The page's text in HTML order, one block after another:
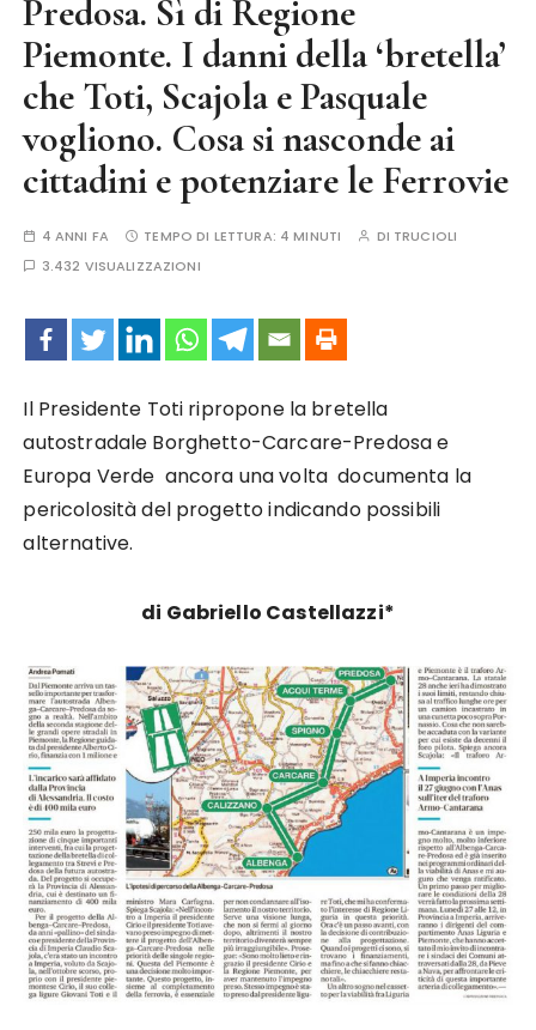
Predosa. Sì di Regione
Piemonte. I danni della ‘bretella’
che Toti, Scajola e Pasquale
vogliono. Cosa si nasconde ai
cittadini e potenziare le Ferrovie
4 ANNI FA TEMPO DI LETTURA: 4 MINUTI DI TRUCIOLI
3.432 VISUALIZZAZIONI
Il Presidente Toti ripropone la bretella
autostradale Borghetto-Carcare-Predosa e
Europa Verde ancora una volta documenta la
pericolosità del progetto indicando possibili
alternative.
di Gabriello Castellazzi*